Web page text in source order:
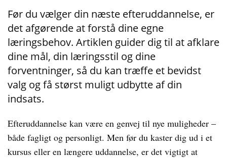
Før du vælger din næste efteruddannelse, er
det afgørende at forstå dine egne
læringsbehov. Artiklen guider dig til at afklare
dine mål, din læringsstil og dine
forventninger, så du kan træffe et bevidst
valg og få størst muligt udbytte af din
indsats.
Efteruddannelse kan være en genvej til nye muligheder –
både fagligt og personligt. Men før du kaster dig ud i et
kursus eller en længere uddannelse, er det vigtigt at